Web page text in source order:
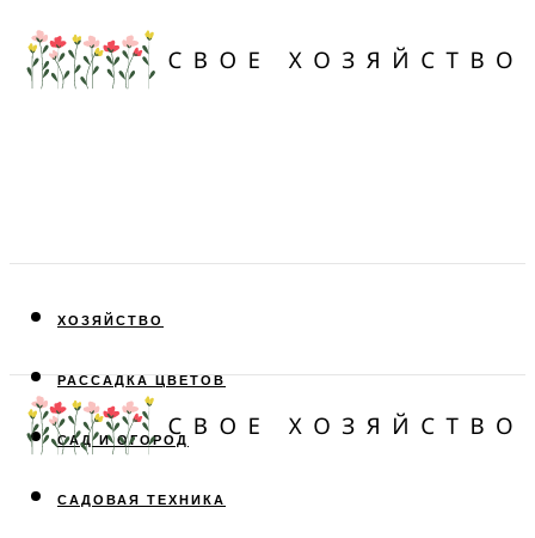
ХОЗЯЙСТВО
РАССАДКА ЦВЕТОВ
САД И ОГОРОД
САДОВАЯ ТЕХНИКА